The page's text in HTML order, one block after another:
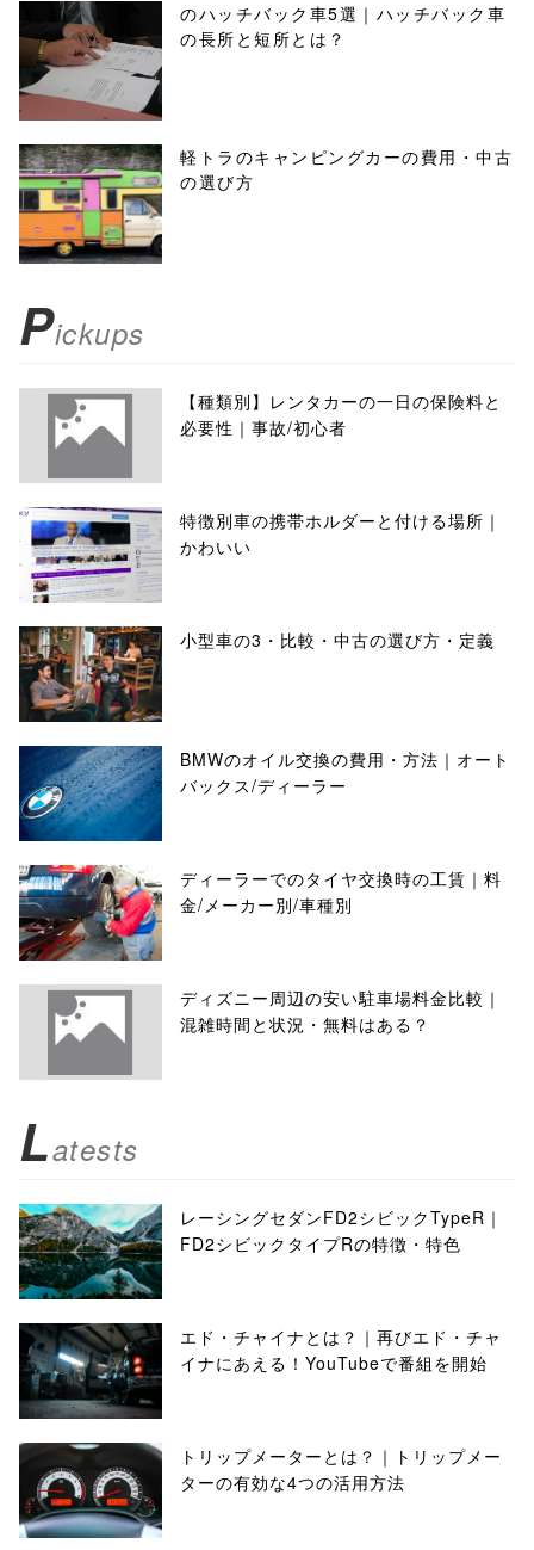
のハッチバック車5選｜ハッチバック車
の長所と短所とは？
軽トラのキャンピングカーの費用・中古
の選び方
Pickups
【種類別】レンタカーの一日の保険料と
必要性｜事故/初心者
特徴別車の携帯ホルダーと付ける場所｜
かわいい
小型車の3・比較・中古の選び方・定義
BMWのオイル交換の費用・方法｜オート
バックス/ディーラー
ディーラーでのタイヤ交換時の工賃｜料
金/メーカー別/車種別
ディズニー周辺の安い駐車場料金比較｜
混雑時間と状況・無料はある？
Latests
レーシングセダンFD2シビックTypeR｜
FD2シビックタイプRの特徴・特色
エド・チャイナとは？｜再びエド・チャ
イナにあえる！YouTubeで番組を開始
トリップメーターとは？｜トリップメー
ターの有効な4つの活用方法